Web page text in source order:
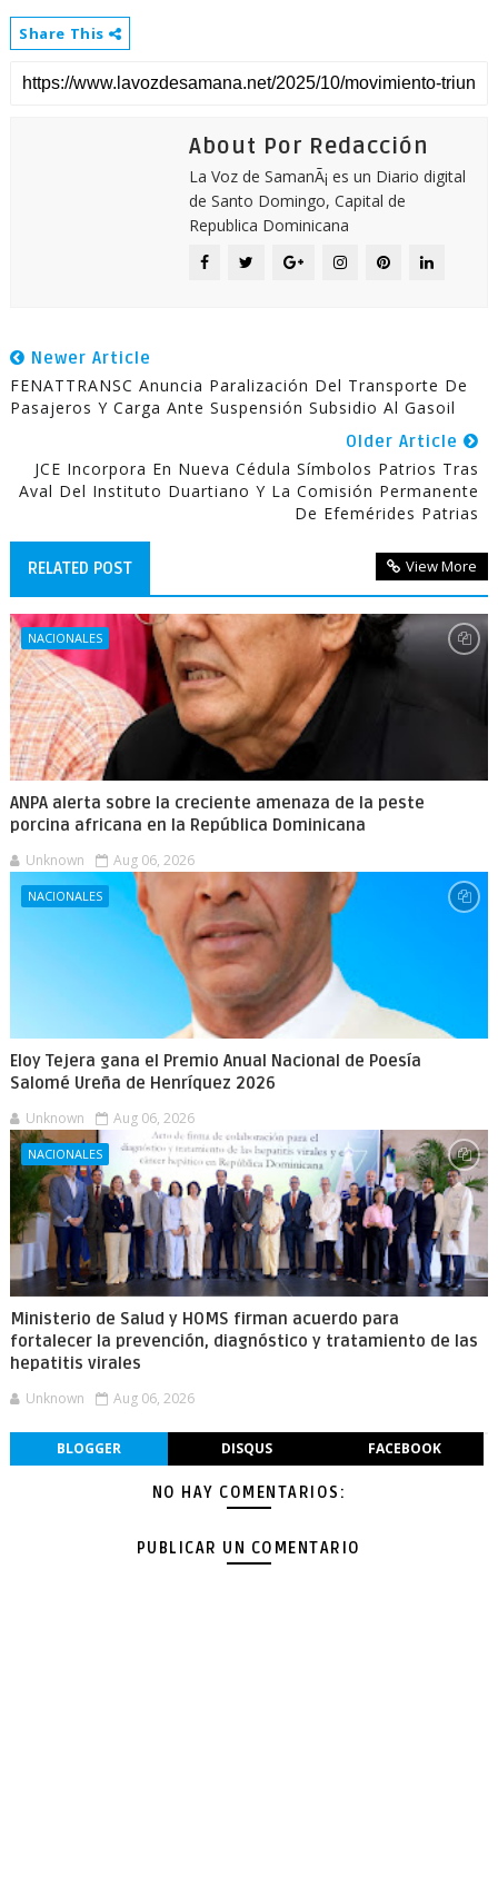
Share This
About Por Redacción
La Voz de SamanÃ¡ es un Diario digital
de Santo Domingo, Capital de
Republica Dominicana
Newer Article
FENATTRANSC Anuncia Paralización Del Transporte De
Pasajeros Y Carga Ante Suspensión Subsidio Al Gasoil
Older Article
JCE Incorpora En Nueva Cédula Símbolos Patrios Tras
Aval Del Instituto Duartiano Y La Comisión Permanente
De Efemérides Patrias
RELATED POST View More
NACIONALES
ANPA alerta sobre la creciente amenaza de la peste
porcina africana en la República Dominicana
Unknown Aug 06, 2026
NACIONALES
Eloy Tejera gana el Premio Anual Nacional de Poesía
Salomé Ureña de Henríquez 2026
Unknown Aug 06, 2026
NACIONALES
Ministerio de Salud y HOMS firman acuerdo para
fortalecer la prevención, diagnóstico y tratamiento de las
hepatitis virales
Unknown Aug 06, 2026
BLOGGER DISQUS FACEBOOK
NO HAY COMENTARIOS:
PUBLICAR UN COMENTARIO